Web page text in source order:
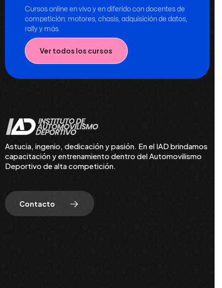
Cursos online en vivo y en diferido con docentes de
competición: motores, chasis, adquisición de datos,
rally y más.
Ver todos los cursos
Astucia, ingenio, dedicación y pasión. En el IAD brindamos
capacitación y entrenamiento dentro del Automovilismo
Deportivo de alta competición.
Contacto